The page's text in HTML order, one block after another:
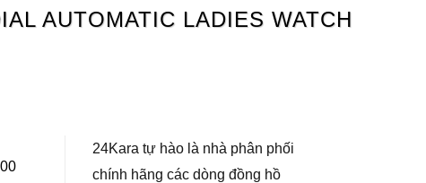
AUTOMATIC LADIES WATCH
24Kara tự hào là nhà phân phối
chính hãng các dòng đồng hồ